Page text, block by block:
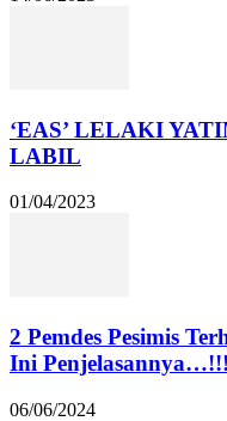
‘EAS’ LELAKI
LABIL
01/04/2023
2 Pemdes Pesimis
Ini Penjelasannya…!!!
06/06/2024